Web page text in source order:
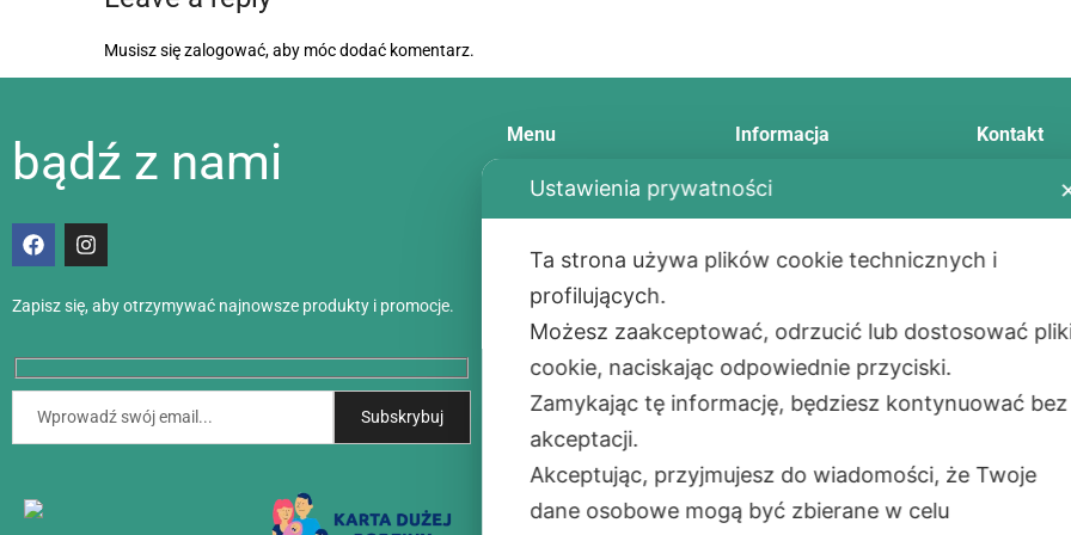
Musisz sięzalogować, aby móc dodać komentarz.
bądź z nami
Zapisz się, aby otrzymywać najnowsze produkty i promocje.
Menu
Aktualności
Kontakt
O nas
Informacja
Montaż
Сzęste pytania
Kontakt
E-mail:
Adres:
Aleje
02-001
Adres
PL
Ustawienia prywatności
Ta strona używa plików cookie technicznych i
profilujących.
Możesz zaakceptować, odrzucić lub dostosować
cookie, naciskając odpowiednie przyciski.
Zamykając tę informację, będziesz kontynuować bez
akceptacji.
Akceptując, przyjmujesz do wiadomości, że Twoje
dane osobowe mogą być zbierane w celu